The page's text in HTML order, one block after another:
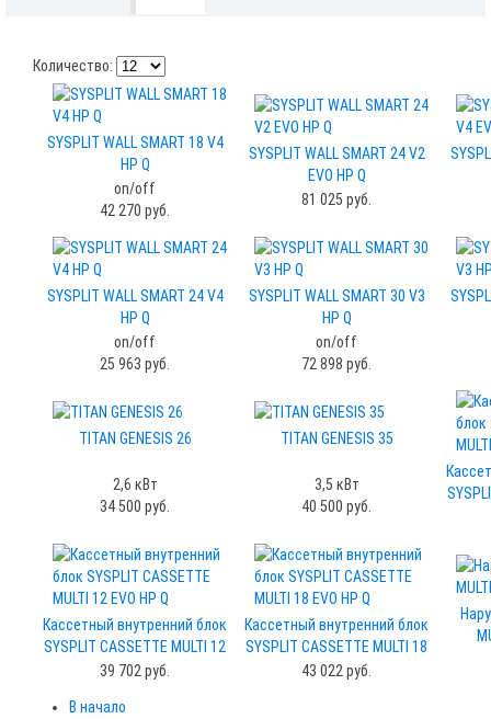
Количество:
SYSPLIT WALL SMART 18 V4
HP Q
on/off
42 270 руб.
SYSPLIT WALL SMART 24 V2
EVO HP Q
81 025 руб.
SYSPLIT WALL SMART 24 V4
HP Q
on/off
25 963 руб.
SYSPLIT WALL SMART 30 V3
HP Q
on/off
72 898 руб.
TITAN GENESIS 26
2,6 кВт
34 500 руб.
TITAN GENESIS 35
3,5 кВт
40 500 руб.
Кассетный внутренний блок
SYSPLIT CASSETTE MULTI 12
EVO HP Q
39 702 руб.
Кассетный внутренний блок
SYSPLIT CASSETTE MULTI 18
EVO HP Q
43 022 руб.
В начало